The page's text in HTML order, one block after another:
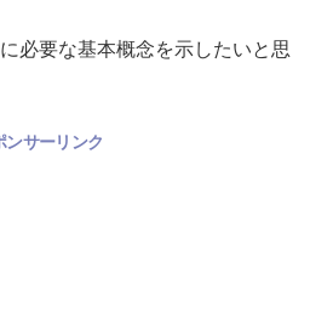
必要な基本概念を示したいと思
ンサーリンク